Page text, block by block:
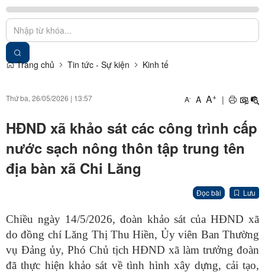
Trang chủ Tin tức - Sự kiện Kinh tế
Thứ ba, 26/05/2026 | 13:57 A- A A+ |
HĐND xã khảo sát các công trình cấp
nước sạch nông thôn tập trung tên
địa bàn xã Chi Lăng
Đọc bài Lưu
Chiều ngày 14/5/2026, đoàn khảo sát của HĐND xã
do đồng chí Lăng Thị Thu Hiền, Ủy viên Ban Thường
vụ Đảng ủy, Phó Chủ tịch HĐND xã làm trưởng đoàn
đã thực hiện khảo sát về tình hình xây dựng, cải tạo,